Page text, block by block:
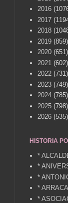
2016
2017
2018
2019 (859)
2020 (651)
2021 (602)
2022 (731)
2023 (749)
2024 (785)
2025 (798)
2026 (535)
HISTORIA
*
*
*
*
*